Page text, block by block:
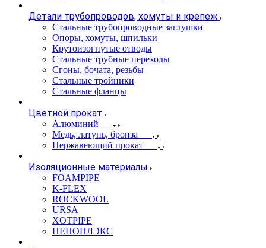
Детали трубопроводов, хомуты и крепеж
Стальные трубопроводные заглушки
Опоры, хомуты, шпильки
Крутоизогнутые отводы
Стальные трубные переходы
Сгоны, бочата, резьбы
Стальные тройники
Стальные фланцы
Цветной прокат
Алюминий
Медь, латунь, бронза
Нержавеющий прокат
Изоляционные материалы
FOAMPIPE
K-FLEX
ROCKWOOL
URSA
XOTPIPE
ПЕНОПЛЭКС